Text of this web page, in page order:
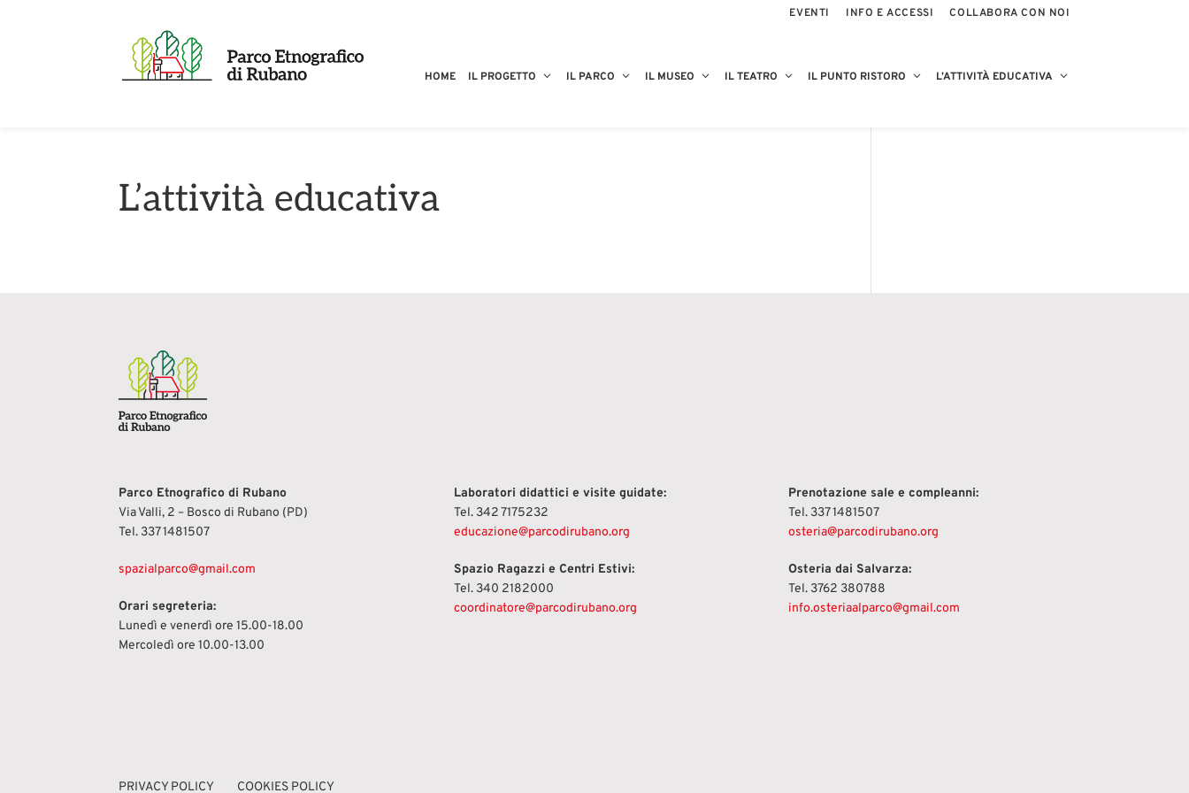
EVENTI INFO E ACCESSI COLLABORA CON NOI
HOME IL PROGETTO IL PARCO IL MUSEO IL TEATRO IL PUNTO RISTORO L’ATTIVITÀ EDUCATIVA
L’attività educativa
Parco Etnografico di Rubano
Via Valli, 2 – Bosco di Rubano (PD)
Tel. 337 1481507
spazialparco@gmail.com
Orari segreteria:
Lunedì e venerdì ore 15.00-18.00
Mercoledì ore 10.00-13.00
Laboratori didattici e visite guidate:
Tel. 342 7175232
educazione@parcodirubano.org
Spazio Ragazzi e Centri Estivi:
Tel. 340 2182000
coordinatore@parcodirubano.org
Prenotazione sale e compleanni:
Tel. 337 1481507
osteria@parcodirubano.org
Osteria dai Salvarza:
Tel. 3762 380788
info.osteriaalparco@gmail.com
PRIVACY POLICY COOKIES POLICY